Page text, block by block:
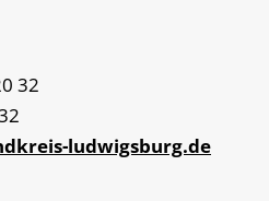
32
ludwigsburg.de